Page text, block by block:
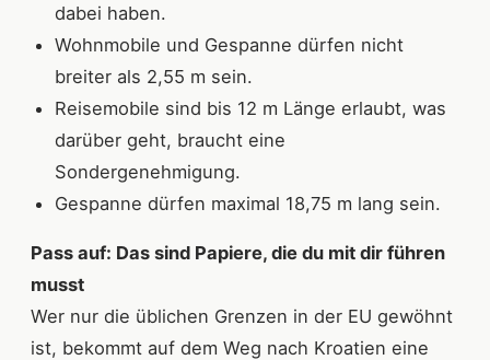
dabei haben.
Wohnmobile und Gespanne dürfen nicht
breiter als 2,55 m sein.
Reisemobile sind bis 12 m Länge erlaubt, was
darüber geht, braucht eine
Sondergenehmigung.
Gespanne dürfen maximal 18,75 m lang sein.
Pass auf: Das sind Papiere, die du mit dir führen
musst
Wer nur die üblichen Grenzen in der EU gewöhnt
ist, bekommt auf dem Weg nach Kroatien eine